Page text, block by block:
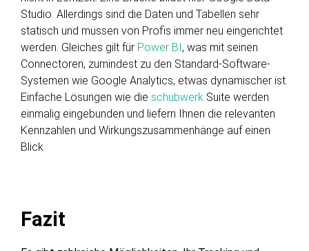
Studio. Allerdings sind die Daten und Tabellen sehr
statisch und müssen von Profis immer neu eingerichtet
werden. Gleiches gilt für Power BI , was mit seinen
Connectoren, zumindest zu den Standard-Software-
Systemen wie Google Analytics, etwas dynamischer ist.
Einfache Lösungen wie die schubwerk Suite werden
einmalig eingebunden und liefern Ihnen die relevanten
Kennzahlen und Wirkungszusammenhänge auf einen
Blick.
Fazit